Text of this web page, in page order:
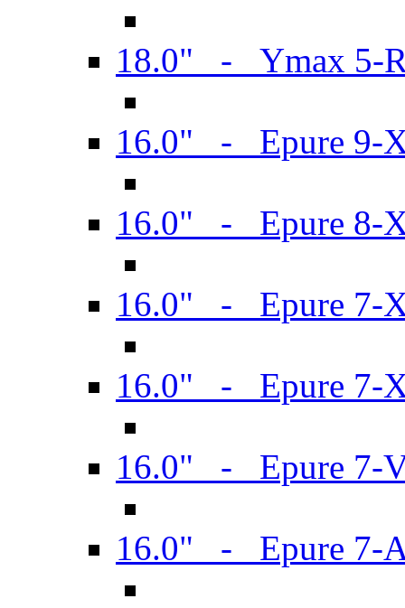
18.0" - Ymax 5-
16.0" - Epure 9-
16.0" - Epure 8-
16.0" - Epure 7-
16.0" - Epure 7-
16.0" - Epure 7-
16.0" - Epure 7-